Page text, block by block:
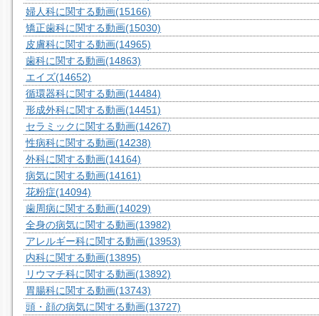
婦人科に関する動画(15166)
矯正歯科に関する動画(15030)
皮膚科に関する動画(14965)
歯科に関する動画(14863)
エイズ(14652)
循環器科に関する動画(14484)
形成外科に関する動画(14451)
セラミックに関する動画(14267)
性病科に関する動画(14238)
外科に関する動画(14164)
病気に関する動画(14161)
花粉症(14094)
歯周病に関する動画(14029)
全身の病気に関する動画(13982)
アレルギー科に関する動画(13953)
内科に関する動画(13895)
リウマチ科に関する動画(13892)
胃腸科に関する動画(13743)
頭・顔の病気に関する動画(13727)